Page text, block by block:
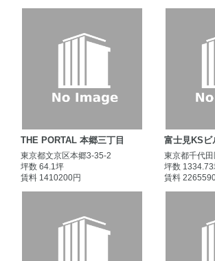
THE PORTAL 本郷三丁目
東京都文京区本郷3-35-2
坪数 64.1坪
賃料 1410200円
富士見KSビ
東京都千代
坪数 1334.73
賃料